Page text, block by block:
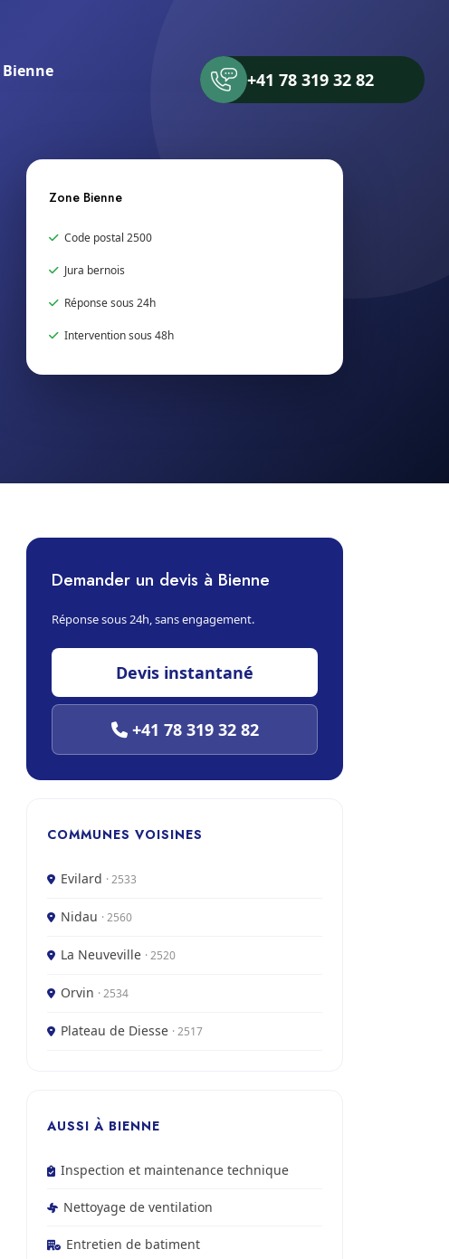
+41 78 319 32 82
Bienne
Zone Bienne
Code postal 2500
Jura bernois
Réponse sous 24h
Intervention sous 48h
Demander un devis à Bienne
Réponse sous 24h, sans engagement.
Devis instantané
+41 78 319 32 82
COMMUNES VOISINES
Evilard · 2533
Nidau · 2560
La Neuveville · 2520
Orvin · 2534
Plateau de Diesse · 2517
AUSSI À BIENNE
Inspection et maintenance technique
Nettoyage de ventilation
Entretien de batiment